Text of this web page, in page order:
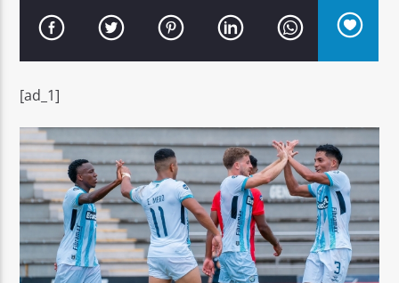
Señal FM
[ad_1]